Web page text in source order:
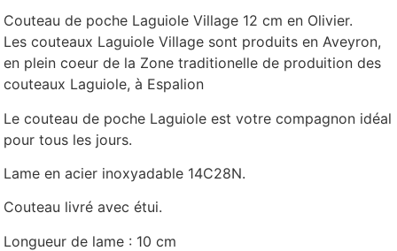
Couteau de poche Laguiole Village 12 cm en Olivier.
Les couteaux Laguiole Village sont produits en Aveyron,
en plein coeur de la Zone traditionelle de produition des
couteaux Laguiole, à Espalion
Le couteau de poche Laguiole est votre compagnon idéal
pour tous les jours.
Lame en acier inoxyadable 14C28N.
Couteau livré avec étui.
Longueur de lame : 10 cm